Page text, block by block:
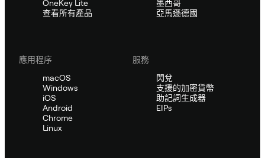
OneKey Lite
查看所有產品
墨西哥
亞馬遜德國
應用程序
macOS
Windows
iOS
Android
Chrome
Linux
服務
閃兌
支援的加密貨幣
助記詞生成器
EIPs